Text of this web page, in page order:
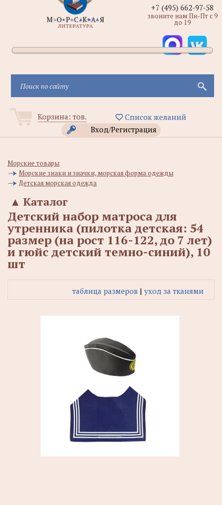
Корзина: тов.
Список желаний
Вход/Регистрация
+7 (495) 662-97-58
звоните нам Пн-Пт с 9
до 19
Морские товары
Морские знаки и значки, морская форма одежды
Детская морская одежда
Каталог
▲
Детский набор матроса для
утренника (пилотка детская: 54
размер (на рост 116-122, до 7 лет)
и гюйс детский темно-синий), 10
шт
таблица размеров | уход за тканями